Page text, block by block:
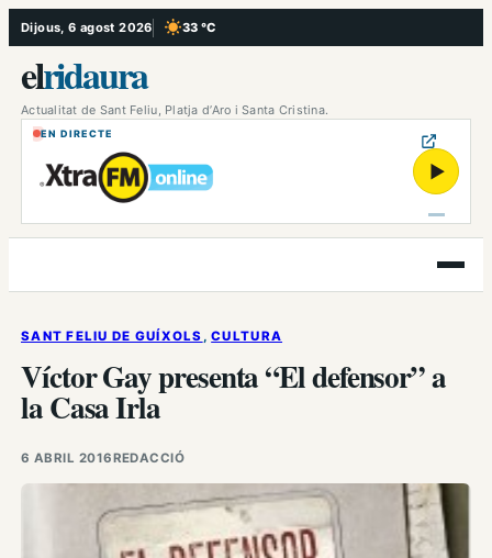
Vés
al
contingut
Dijous, 6 agost 2026 33 °C
, Cel serè
elridaura
Actualitat de Sant Feliu, Platja d’Aro i Santa Cristina.
EN DIRECTE
▶
Obre
el
SANT FELIU DE GUÍXOLS , CULTURA
Víctor Gay presenta “El defensor” a
la Casa Irla
6 ABRIL 2016REDACCIÓ